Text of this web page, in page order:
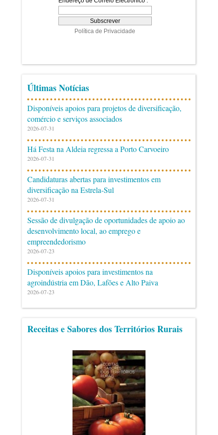
Últimas Notícias
Disponíveis apoios para projetos de diversificação,
comércio e serviços associados
2026-07-31
Há Festa na Aldeia regressa a Porto Carvoeiro
2026-07-31
Candidaturas abertas para investimentos em
diversificação na Estrela-Sul
2026-07-31
Sessão de divulgação de oportunidades de apoio ao
desenvolvimento local, ao emprego e
empreendedorismo
2026-07-23
Disponíveis apoios para investimentos na
agroindústria em Dão, Lafões e Alto Paiva
2026-07-23
Receitas e Sabores dos Territórios Rurais